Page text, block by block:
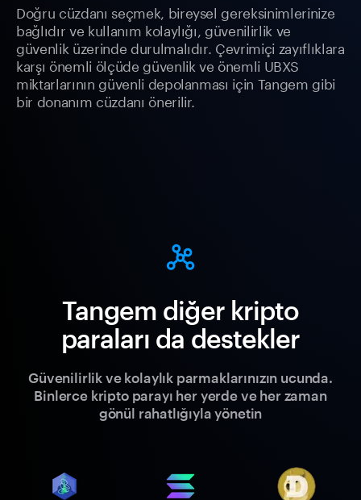
Doğru cüzdanı seçmek, bireysel gereksinimlerinize
bağlıdır ve kullanım kolaylığı, güvenilirlik ve
güvenlik üzerinde durulmalıdır. Çevrimiçi zayıflıklara
karşı önemli ölçüde güvenlik ve önemli UBXS
miktarlarının güvenli depolanması için Tangem gibi
bir donanım cüzdanı önerilir.
Tangem diğer kripto
paraları da destekler
Güvenilirlik ve kolaylık parmaklarınızın ucunda.
Binlerce kripto parayı her yerde ve her zaman
gönül rahatlığıyla yönetin